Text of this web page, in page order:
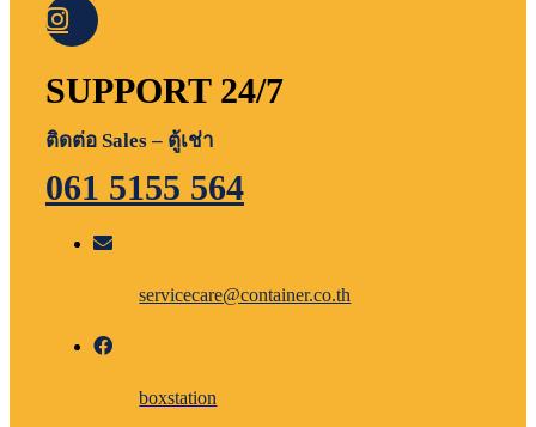
SUPPORT 24/7
ติดต่อ Sales – ตู้เช่า
061 5155 564
servicecare@container.co.th
boxstation